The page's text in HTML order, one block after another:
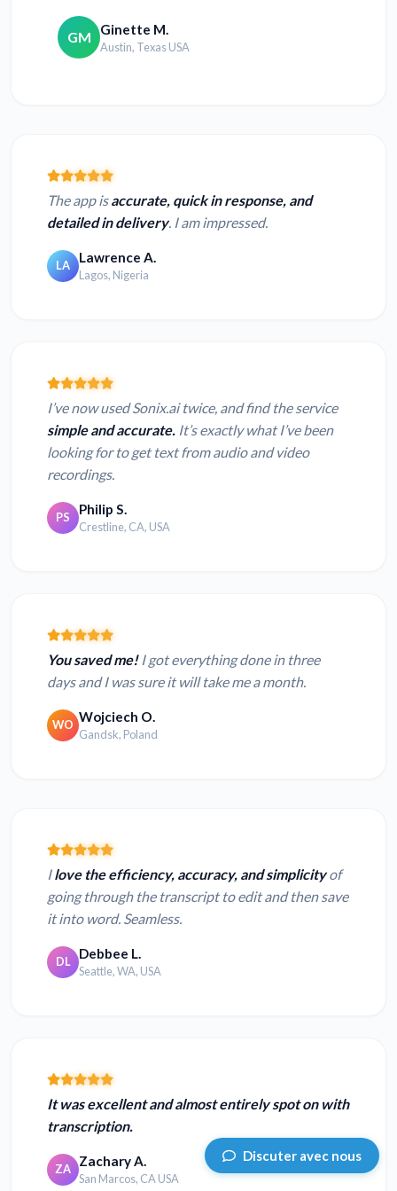
GM Ginette M.
Austin, Texas USA
The app isaccurate, quick in response, and
detailed in delivery. I am impressed.
LA Lawrence A.
Lagos, Nigeria
I’ve now used Sonix.ai twice, and find the service
simple and accurate. It’s exactly what I’ve been
looking for to get text from audio and video
recordings.
PS Philip S.
Crestline, CA, USA
You saved me!I got everything done in three
days and I was sure it will take me a month.
WO Wojciech O.
Gandsk, Poland
Ilove the efficiency, accuracy, and simplicityof
going through the transcript to edit and then save
it into word. Seamless.
DL Debbee L.
Seattle, WA, USA
It was excellent and almost entirely spot on with
transcription.
ZA Zachary A.
San Marcos, CA USA
Discuter avec nous